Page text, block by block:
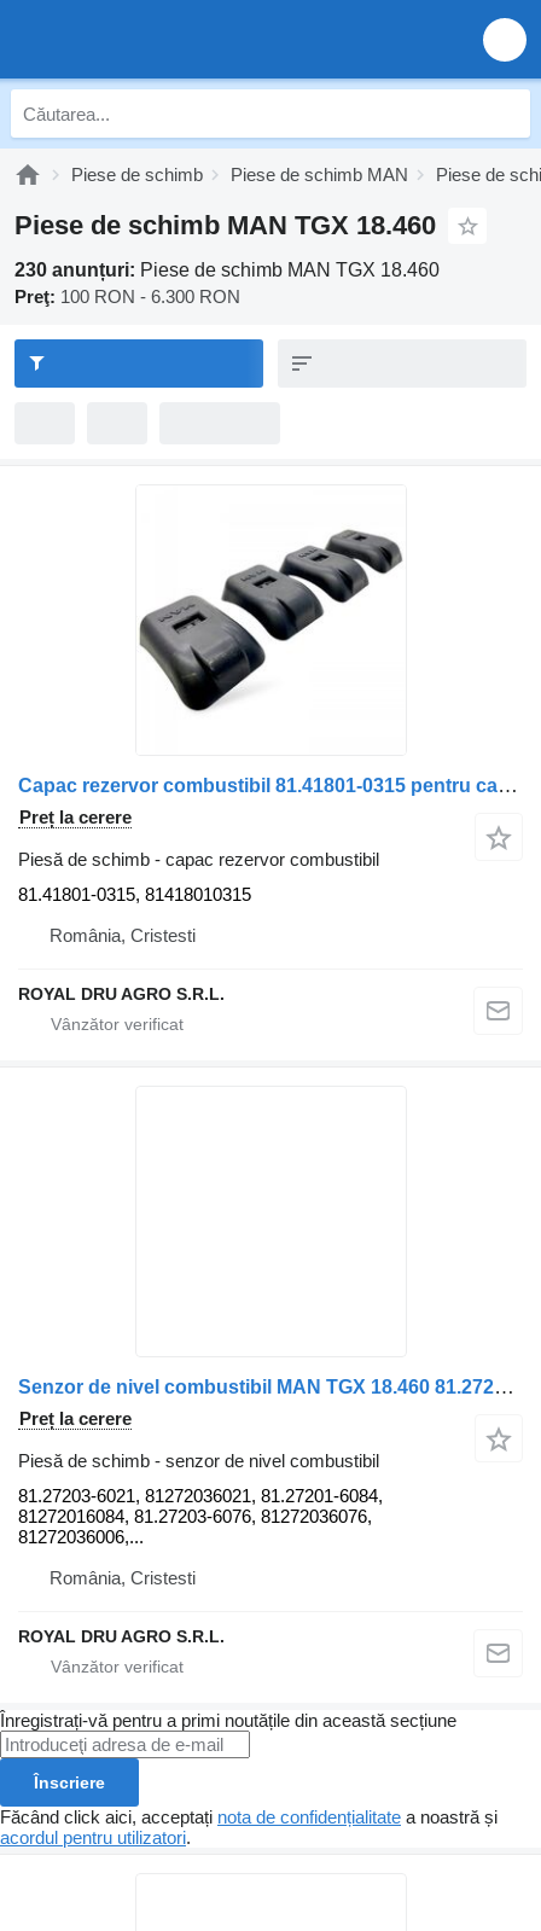
Piese de schimb Piese de schimb MAN Piese de
Piese de schimb MAN TGX 18.460
230 anunțuri: Piese de schimb MAN TGX 18.460
Preţ: 100 RON - 6.300 RON
Capac rezervor combustibil 81.41801-0315 pentru cap tractor MAN TGX 18.460
Preț la cerere
Piesă de schimb - capac rezervor combustibil
81.41801-0315, 81418010315
România, Cristesti
ROYAL DRU AGRO S.R.L.
Senzor de nivel combustibil MAN TGX 18.460 81.27203-6021 pentru camion MAN
Preț la cerere
Piesă de schimb - senzor de nivel combustibil
81.27203-6021, 81272036021, 81.27201-6084,
81272016084, 81.27203-6076, 81272036076,
81272036006,...
România, Cristesti
ROYAL DRU AGRO S.R.L.
Înregistrați-vă pentru a primi noutățile din această secțiune
Înscriere
Făcând click aici, acceptați nota de confidențialitate a noastră și
acordul pentru utilizatori.